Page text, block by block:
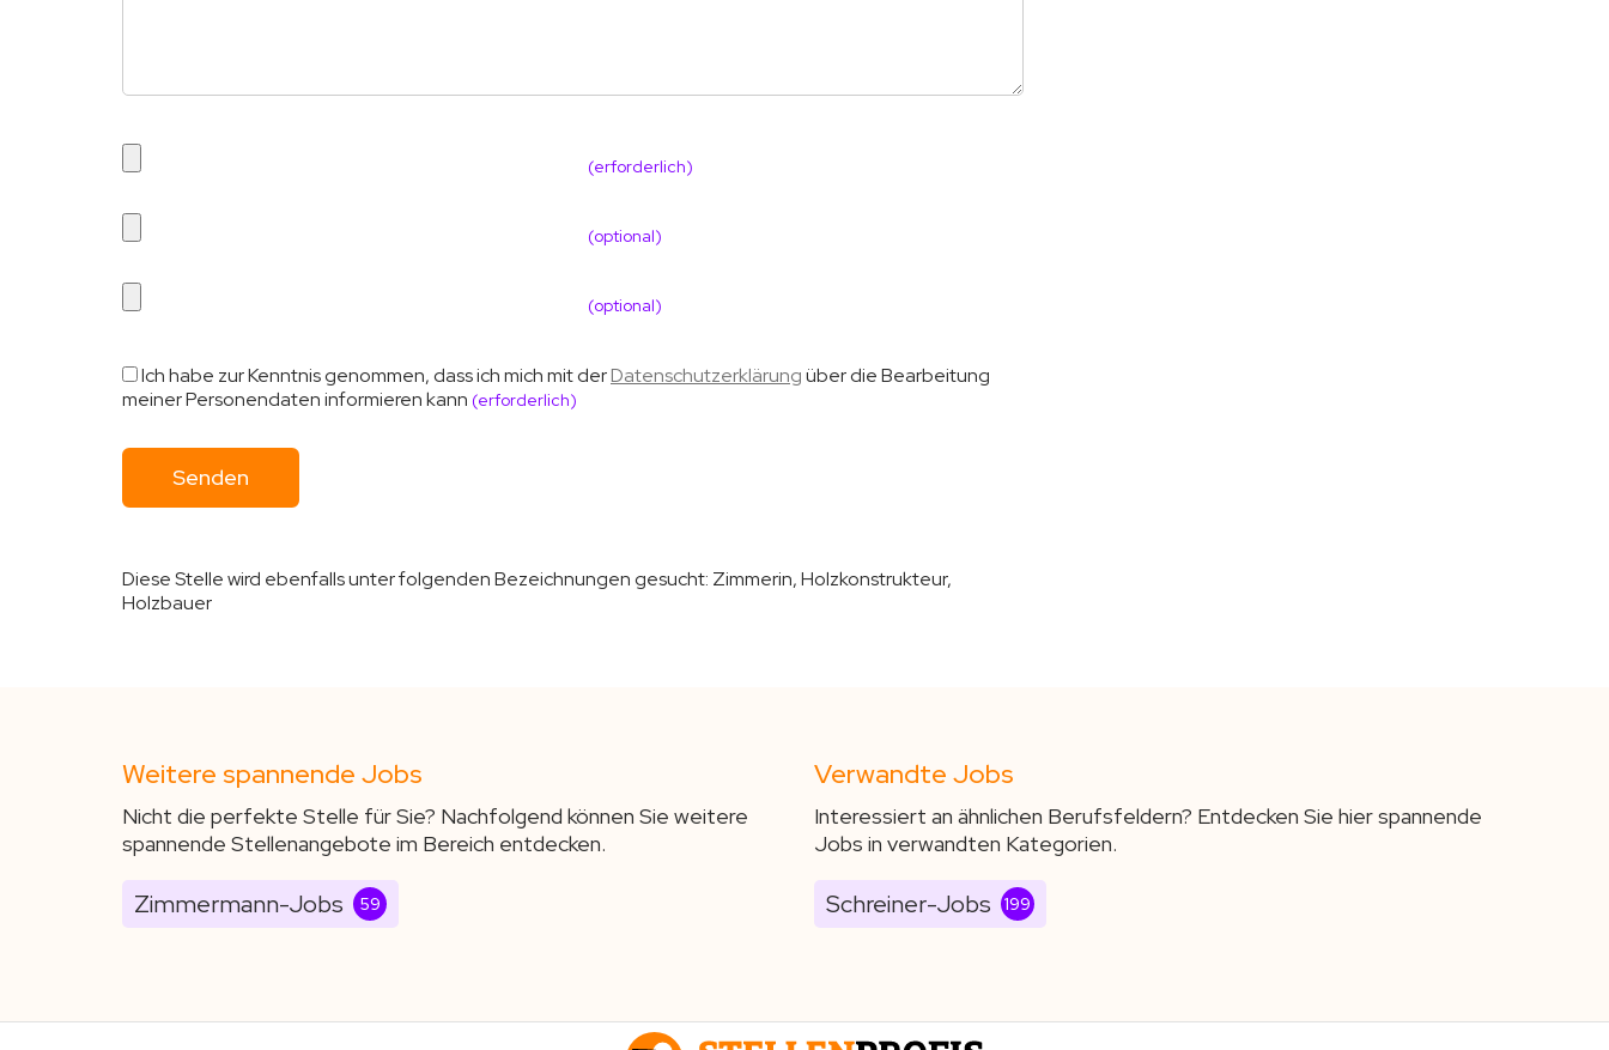
(erforderlich)
(optional)
(optional)
Ich habe zur Kenntnis genommen, dass ich mich mit derDatenschutzerklärungüber die Bearbeitung
meiner Personendaten informieren kann (erforderlich)
Diese Stelle wird ebenfalls unter folgenden Bezeichnungen gesucht: Zimmerin, Holzkonstrukteur,
Holzbauer
Weitere spannende Jobs
Nicht die perfekte Stelle für Sie? Nachfolgend können Sie weitere
spannende Stellenangebote im Bereich entdecken.
Zimmermann-Jobs 59
Verwandte Jobs
Interessiert an ähnlichen Berufsfeldern? Entdecken Sie hier spannende
Jobs in verwandten Kategorien.
Schreiner-Jobs 199